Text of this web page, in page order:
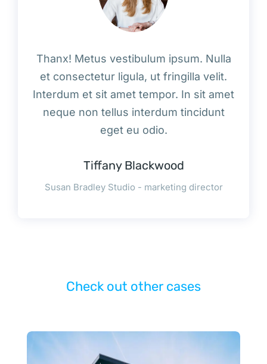
Thanx! Metus vestibulum ipsum. Nulla
et consectetur ligula, ut fringilla velit.
Interdum et sit amet tempor. In sit amet
neque non tellus interdum tincidunt
eget eu odio.
Tiffany Blackwood
Susan Bradley Studio - marketing director
Check out other cases